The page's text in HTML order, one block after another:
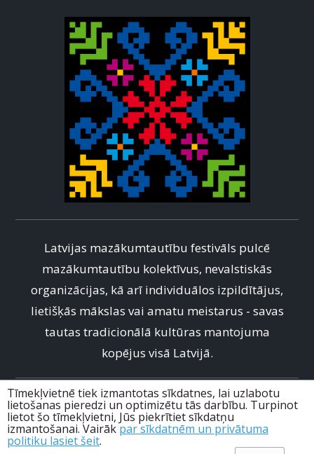
Latvijas mazākumtautību festivāls pulcē
mazākumtautību kolektīvus, nevalstiskās
organizācijas, kā arī individuālos izpildītājus,
lietišķās mākslas vai amatu meistarus - savas
tautas tradicionālā kultūras mantojuma
kopējus visā Latvijā.
info@mtfestivals.lv
+371 67228985
Tīmekļvietnē tiek izmantotas sīkdatnes, lai uzlabotu
lietošanas pieredzi un optimizētu tās darbību. Turpinot
lietot šo tīmekļvietni, Jūs piekrītiet sīkdatņu
izmantošanai. Vairākpar sīkdatnēm un privātuma
politiku lasiet šeit.